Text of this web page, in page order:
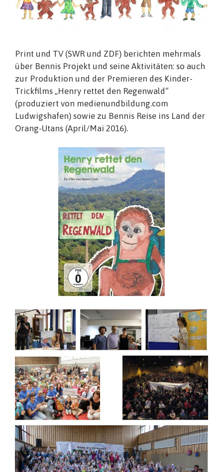
Print und TV (SWR und ZDF) berichten mehrmals
über Bennis Projekt und seine Aktivitäten: so auch
zur Produktion und der Premieren des Kinder-
Trickfilms „Henry rettet den Regenwald“
(produziert von medienundbildung.com
Ludwigshafen) sowie zu Bennis Reise ins Land der
Orang-Utans (April/Mai 2016).